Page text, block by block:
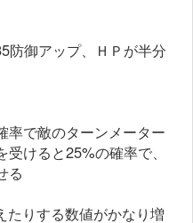
防御アップ、ＨＰが半分
率で敵のターンメーター
けると25%の確率で、
る
たりする数値がかなり増